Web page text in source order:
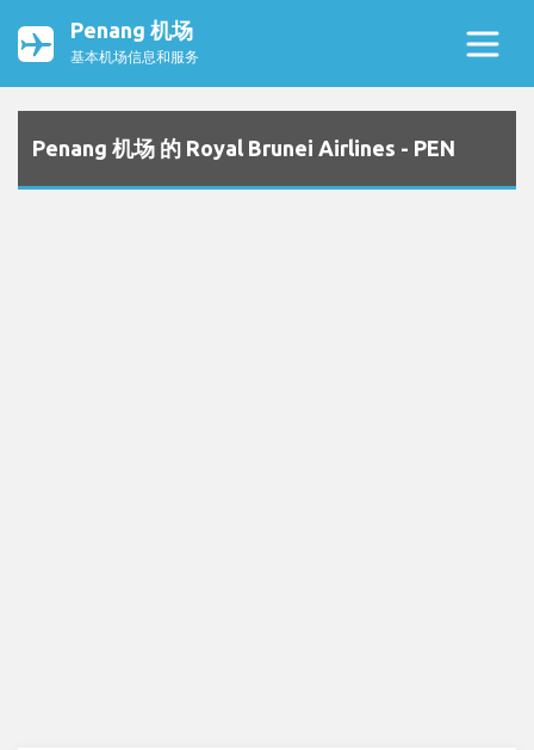
Penang 机场
基本机场信息和服务
Penang 机场 的 Royal Brunei Airlines - PEN